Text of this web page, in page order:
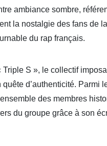
ambiance sombre,
la nostalgie des fans de
du rap français.
S », le collectif
d’authenticité. Parmi
des membres
du groupe grâce à son